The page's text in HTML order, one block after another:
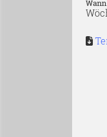
Wann